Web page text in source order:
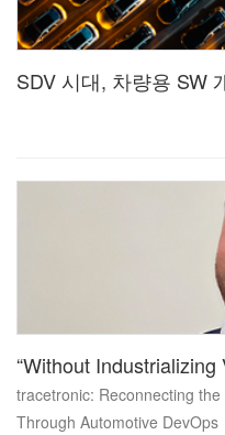
SDV 시대, 차량용 SW
“Without
​​​​​​​tracetronic: Reconnecting
Through Automotive DevOps